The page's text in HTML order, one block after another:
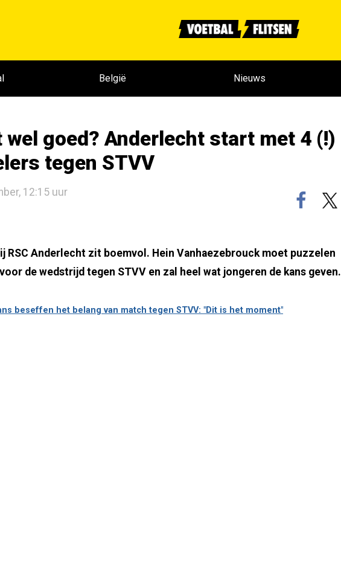
België Nieuws
wel goed? Anderlecht start met 4 (!)
tegen STVV
12:15 uur
RSC Anderlecht zit boemvol. Hein Vanhaezebrouck moet puzzelen
de wedstrijd tegen STVV en zal heel wat jongeren de kans geven.
beseffen het belang van match tegen STVV: "Dit is het moment"